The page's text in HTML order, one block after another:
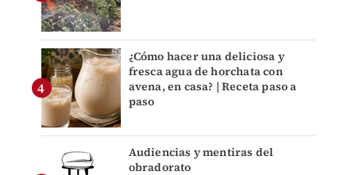
¿Cómo hacer una deliciosa y
fresca agua de horchata con
avena, en casa? | Receta paso a
paso
Audiencias y mentiras del
obradorato